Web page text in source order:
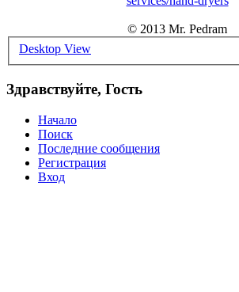
© 2013 Mr. Pedram
Desktop View
Здравствуйте, Гость
Начало
Поиск
Последние сообщения
Регистрация
Вход